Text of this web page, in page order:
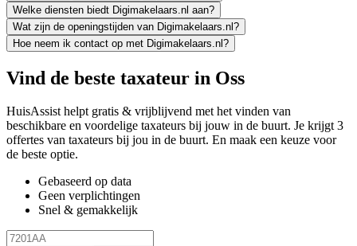
Welke diensten biedt Digimakelaars.nl aan?
Wat zijn de openingstijden van Digimakelaars.nl?
Hoe neem ik contact op met Digimakelaars.nl?
Vind de beste taxateur in Oss
HuisAssist helpt gratis & vrijblijvend met het vinden van
beschikbare en voordelige taxateurs bij jouw in de buurt. Je krijgt 3
offertes van taxateurs bij jou in de buurt. En maak een keuze voor
de beste optie.
Gebaseerd op data
Geen verplichtingen
Snel & gemakkelijk